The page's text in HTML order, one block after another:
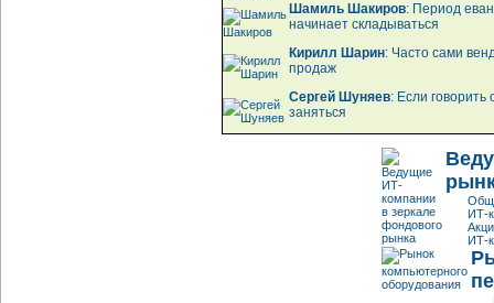
Шамиль Шакиров: Период
начинает складываться
Кирилл Шарин: Часто сами
продаж
Сергей Шуняев: Если
заняться
ИТ-
ИТ-